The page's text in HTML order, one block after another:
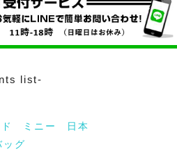
list-
ド ミニー 日本
ッグ